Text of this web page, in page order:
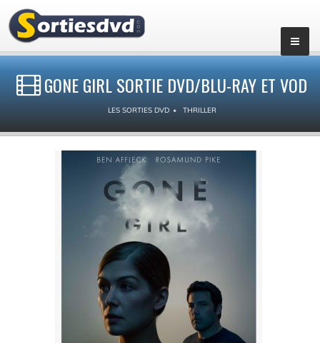
GONE GIRL SORTIE DVD/BLU-RAY ET VOD
LES SORTIES DVD THRILLER